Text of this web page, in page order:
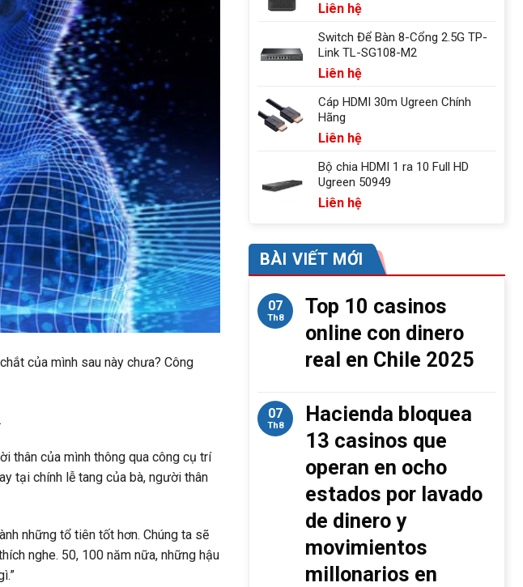
của mình sau này chưa? Công
thân của mình thông qua công cụ trí
tại chính lễ tang của bà, người thân
những tổ tiên tốt hơn. Chúng ta sẽ
nghe. 50, 100 năm nữa, những hậu
Liên hệ
Switch Để Bàn 8-Cổng 2.5G TP-
Link TL-SG108-M2
Liên hệ
Cáp HDMI 30m Ugreen Chính
Hãng
Liên hệ
Bộ chia HDMI 1 ra 10 Full HD
Ugreen 50949
Liên hệ
BÀI VIẾT MỚI
07
Th8
Top 10 casinos
online con dinero
real en Chile 2025
07
Th8
Hacienda bloquea
13 casinos que
operan en ocho
estados por lavado
de dinero y
movimientos
millonarios en